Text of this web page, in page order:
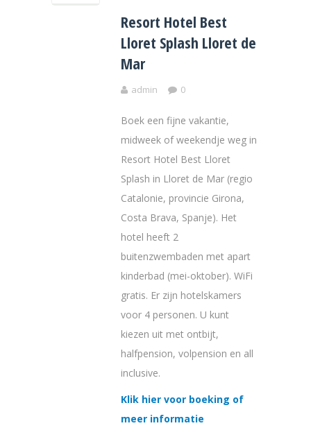
Resort Hotel Best
Lloret Splash Lloret de
Mar
admin 0
Boek een fijne vakantie,
midweek of weekendje weg in
Resort Hotel Best Lloret
Splash in Lloret de Mar (regio
Catalonie, provincie Girona,
Costa Brava, Spanje). Het
hotel heeft 2
buitenzwembaden met apart
kinderbad (mei-oktober). WiFi
gratis. Er zijn hotelskamers
voor 4 personen. U kunt
kiezen uit met ontbijt,
halfpension, volpension en all
inclusive.
Klik hier voor boeking of
meer informatie